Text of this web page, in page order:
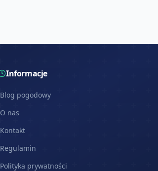
Informacje
Blog pogodowy
O nas
Kontakt
Regulamin
Polityka prywatności